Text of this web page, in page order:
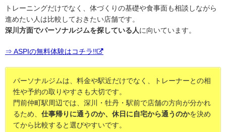
トレーニングだけでなく、体づくりの基礎や食事面も相談しながら
進めたい人は比較しておきたい店舗です。
深川方面でパーソナルジムを探している人に向いています。
⇒ ASPIの無料体験はコチラ!!
パーソナルジムは、料金や駅近だけでなく、トレーナーとの相
性や予約の取りやすさも大切です。
門前仲町駅周辺では、深川・牡丹・駅前で店舗の方向が分かれ
るため、 仕事帰りに通うのか、休日に自宅から通うのかを決め
てから比較すると選びやすいです。